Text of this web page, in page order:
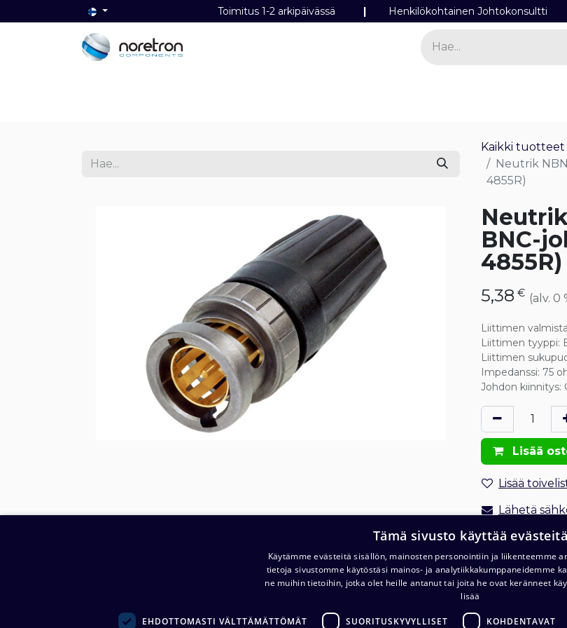
Toimitus 1-2 arkipäivässä | Henkilökohtainen Johtokonsultti
Kaikki tuotteet
Neutrik
4855R)
BNC-
4855R)
5,38 € (alv. 0
Liittimen
Liittimen tyyppi:
Liittimen
Impedanssi: 75
Johdon kiinnitys:
Lisää
Lisää
Lähetä
Toimitus: 1-2
Tämä sivusto käyttää evästeitä
Käytämme evästeitä sisällön, mainosten personointiin ja liikenteemme
tietoja sivustomme käytöstäsi mainos- ja analytiikkakumppaneidemme
ne muihin tietoihin, jotka olet heille antanut tai joita he ovat keränneet
lisää
EHDOTTOMASTI VÄLTTÄMÄTTÖMÄT SUORITUSKYVYLLISET KOHDENTAVAT